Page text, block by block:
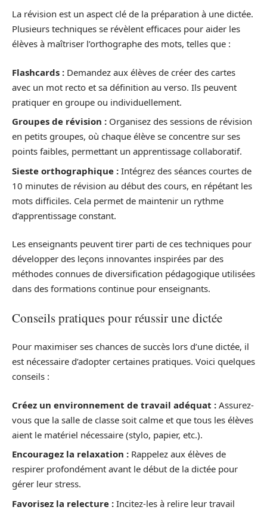
La révision est un aspect clé de la préparation à une dictée.
Plusieurs techniques se révèlent efficaces pour aider les
élèves à maîtriser l’orthographe des mots, telles que :
Flashcards : Demandez aux élèves de créer des cartes
avec un mot recto et sa définition au verso. Ils peuvent
pratiquer en groupe ou individuellement.
Groupes de révision : Organisez des sessions de révision
en petits groupes, où chaque élève se concentre sur ses
points faibles, permettant un apprentissage collaboratif.
Sieste orthographique : Intégrez des séances courtes de
10 minutes de révision au début des cours, en répétant les
mots difficiles. Cela permet de maintenir un rythme
d’apprentissage constant.
Les enseignants peuvent tirer parti de ces techniques pour
développer des leçons innovantes inspirées par des
méthodes connues de diversification pédagogique utilisées
dans des formations continue pour enseignants.
Conseils pratiques pour réussir une dictée
Pour maximiser ses chances de succès lors d’une dictée, il
est nécessaire d’adopter certaines pratiques. Voici quelques
conseils :
Créez un environnement de travail adéquat : Assurez-
vous que la salle de classe soit calme et que tous les élèves
aient le matériel nécessaire (stylo, papier, etc.).
Encouragez la relaxation : Rappelez aux élèves de
respirer profondément avant le début de la dictée pour
gérer leur stress.
Favorisez la relecture : Incitez-les à relire leur travail